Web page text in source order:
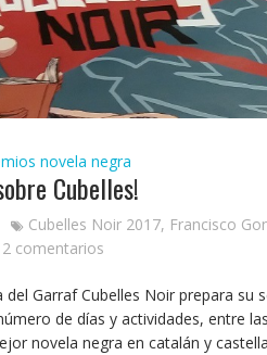
novela negra
Cubelles!
Cubelles Noir 2017, Francisco
2 comentarios
del Garraf Cubelles Noir prepara
de días y actividades, entre
novela negra en catalán y